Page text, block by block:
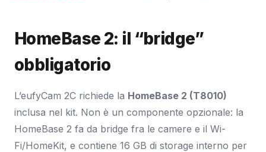
HomeBase 2: il “bridge”
obbligatorio
L’eufyCam 2C richiede la HomeBase 2 (T8010)
inclusa nel kit. Non è un componente opzionale: la
HomeBase 2 fa da bridge fra le camere e il Wi-
Fi/HomeKit, e contiene 16 GB di storage interno per